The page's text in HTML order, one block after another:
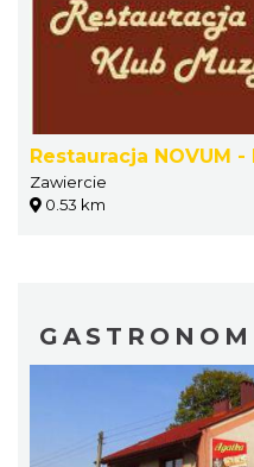
Restauracja NOVUM
Zawiercie
0.53 km